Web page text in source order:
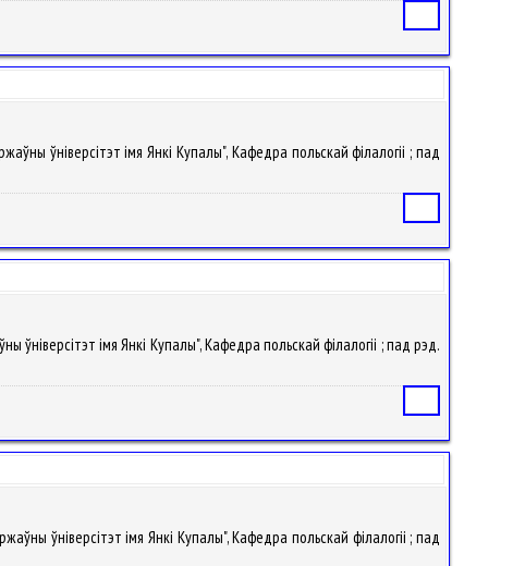
ўніверсітэт імя Янкі Купалы", Кафедра польскай філалогіі ; пад
ўніверсітэт імя Янкі Купалы", Кафедра польскай філалогіі ; пад рэд.
ўніверсітэт імя Янкі Купалы", Кафедра польскай філалогіі ; пад